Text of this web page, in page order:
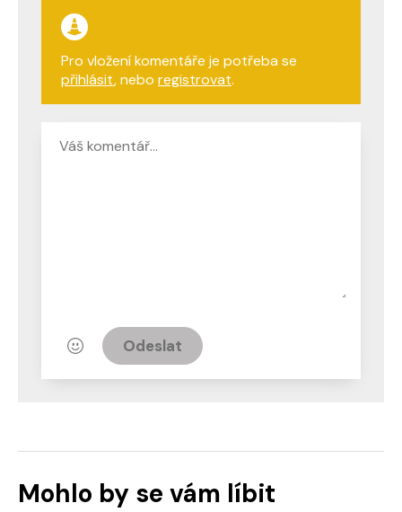
Pro vložení komentáře je potřeba se
přihlásit, nebo registrovat.
Odeslat
Mohlo by se vám líbit